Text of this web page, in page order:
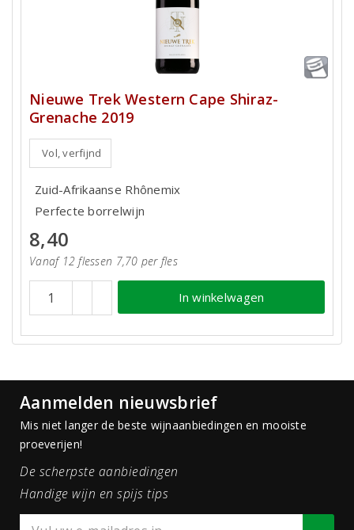
Nieuwe Trek Western Cape Shiraz-
Grenache 2019
Vol, verfijnd
Zuid-Afrikaanse Rhônemix
Perfecte borrelwijn
8,40
Vanaf 12 flessen 7,70 per fles
In winkelwagen
Aanmelden nieuwsbrief
Mis niet langer de beste wijnaanbiedingen en mooiste
proeverijen!
De scherpste aanbiedingen
Handige wijn en spijs tips